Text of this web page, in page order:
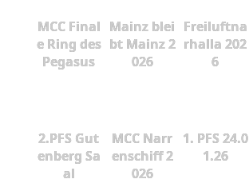
MCC Final
e Ring des
Pegasus
Mainz blei
bt Mainz 2
026
Freiluftna
rhalla 202
6
2.PFS Gut
enberg Sa
al
MCC Narr
enschiff 2
026
1. PFS 24.0
1.26